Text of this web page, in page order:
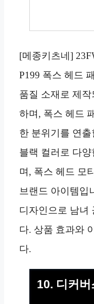
[메종키츠네]
P199 폭스 헤드
품질 소재로 제
하며, 폭스 헤드
한 분위기를 연
블랙 컬러로 다
며, 폭스 헤드 모
브랜드 아이템입
디자인으로 남녀
다. 상품 효과와
다.
10. 디커